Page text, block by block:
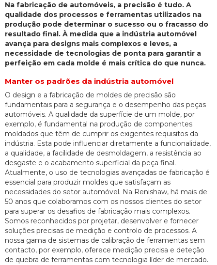
Na fabricação de automóveis, a precisão é tudo. A
qualidade dos processos e ferramentas utilizados na
produção pode determinar o sucesso ou o fracasso do
resultado final. À medida que a indústria automóvel
avança para designs mais complexos e leves, a
necessidade de tecnologias de ponta para garantir a
perfeição em cada molde é mais crítica do que nunca.
Manter os padrões da indústria automóvel
O design e a fabricação de moldes de precisão são
fundamentais para a segurança e o desempenho das peças
automóveis. A qualidade da superfície de um molde, por
exemplo, é fundamental na produção de componentes
moldados que têm de cumprir os exigentes requisitos da
indústria. Esta pode influenciar diretamente a funcionalidade,
a qualidade, a facilidade de desmoldagem, a resistência ao
desgaste e o acabamento superficial da peça final.
Atualmente, o uso de tecnologias avançadas de fabricação é
essencial para produzir moldes que satisfaçam as
necessidades do setor automóvel. Na Renishaw, há mais de
50 anos que colaboramos com os nossos clientes do setor
para superar os desafios de fabricação mais complexos.
Somos reconhecidos por projetar, desenvolver e fornecer
soluções precisas de medição e controlo de processos. A
nossa gama de sistemas de calibração de ferramentas sem
contacto, por exemplo, oferece medição precisa e deteção
de quebra de ferramentas com tecnologia líder de mercado.